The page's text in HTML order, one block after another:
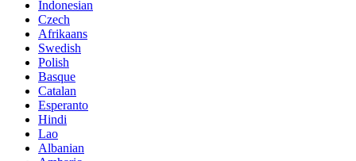
Indonesian
Czech
Afrikaans
Swedish
Polish
Basque
Catalan
Esperanto
Hindi
Lao
Albanian